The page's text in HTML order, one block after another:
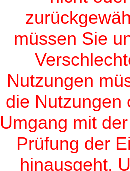
müssen Sie
Nutzungen
die Nutzungen
Umgang mit
Prüfung der
hinausgeht.